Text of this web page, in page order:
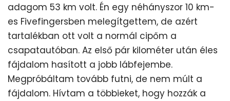
adagom 53 km volt. Én egy néhányszor 10 km-
es Fivefingersben melegítgettem, de azért
tartalékban ott volt a normál cipőm a
csapatautóban. Az első pár kilométer után éles
fájdalom hasított a jobb lábfejembe.
Megpróbáltam tovább futni, de nem múlt a
fájdalom. Hívtam a többieket, hogy hozzák a